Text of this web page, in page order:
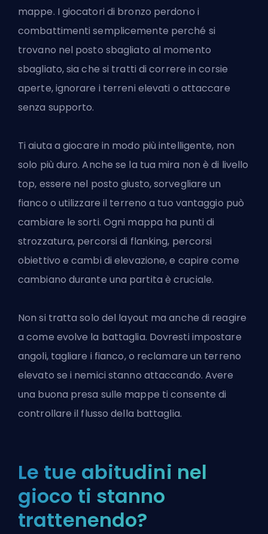
mappe. I giocatori di bronzo perdono i
combattimenti semplicemente perché si
trovano nel posto sbagliato al momento
sbagliato, sia che si tratti di correre in corsie
aperte, ignorare i terreni elevati o attaccare
senza supporto.
Ti aiuta a giocare in modo più intelligente, non
solo più duro. Anche se la tua mira non è di livello
top, essere nel posto giusto, sorvegliare un
fianco o utilizzare il terreno a tuo vantaggio può
cambiare le sorti. Ogni mappa ha punti di
strozzatura, percorsi di flanking, percorsi
obiettivo e cambi di elevazione, e capire come
cambiano durante una partita è cruciale.
Non si tratta solo del layout ma anche di reagire
a come evolve la battaglia. Dovresti impostare
angoli, tagliare i fianco, o reclamare un terreno
elevato se i nemici stanno attaccando. Avere
una buona presa sulle mappe ti consente di
controllare il flusso della battaglia.
Le tue abitudini nel
gioco ti stanno
trattenendo?